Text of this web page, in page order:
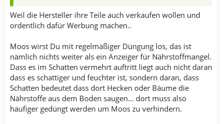
Weil die Hersteller ihre Teile auch verkaufen wollen und
ordentlich dafür Werbung machen..
Moos wirst Du mit regelmäßiger Düngung los, das ist
nämlich nichts weiter als ein Anzeiger für Nährstoffmangel.
Dass es im Schatten vermehrt auftritt liegt auch nicht daran
dass es schattiger und feuchter ist, sondern daran, dass
Schatten bedeutet dass dort Hecken oder Bäume die
Nährstoffe aus dem Boden saugen... dort muss also
häufiger gedüngt werden um Moos zu verhindern.